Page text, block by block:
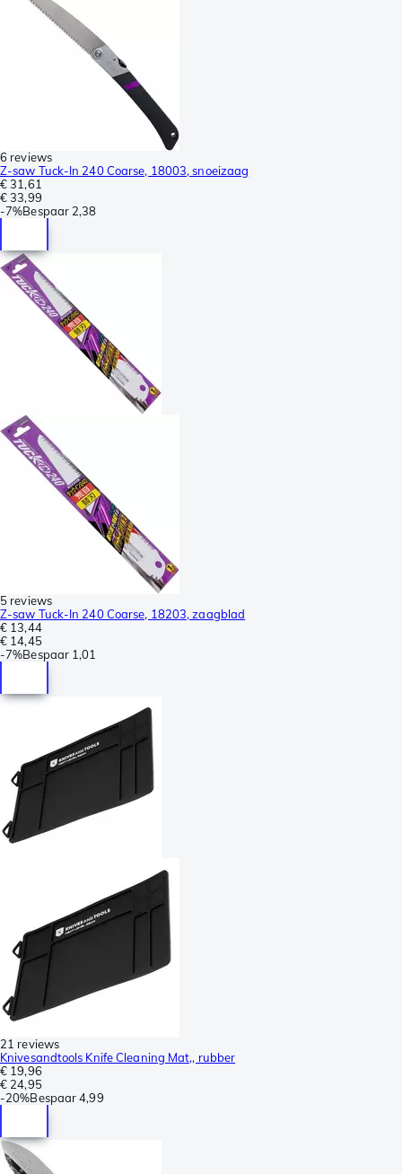
6 reviews
Z-saw Tuck-In 240 Coarse, 18003, snoeizaag
€ 31,61
€ 33,99
-7%Bespaar 2,38
5 reviews
Z-saw Tuck-In 240 Coarse, 18203, zaagblad
€ 13,44
€ 14,45
-7%Bespaar 1,01
21 reviews
Knivesandtools Knife Cleaning Mat,, rubber
€ 19,96
€ 24,95
-20%Bespaar 4,99